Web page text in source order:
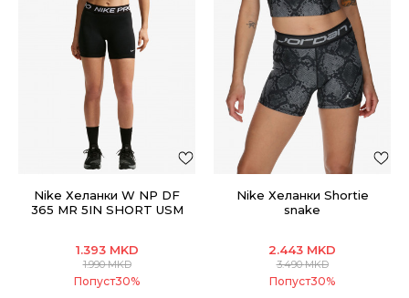
Nike Хеланки W NP DF
365 MR 5IN SHORT USM
1.393 MKD
1.990MKD
Попуст30%
Nike Хеланки Shortie
snake
2.443 MKD
3.490MKD
Попуст30%